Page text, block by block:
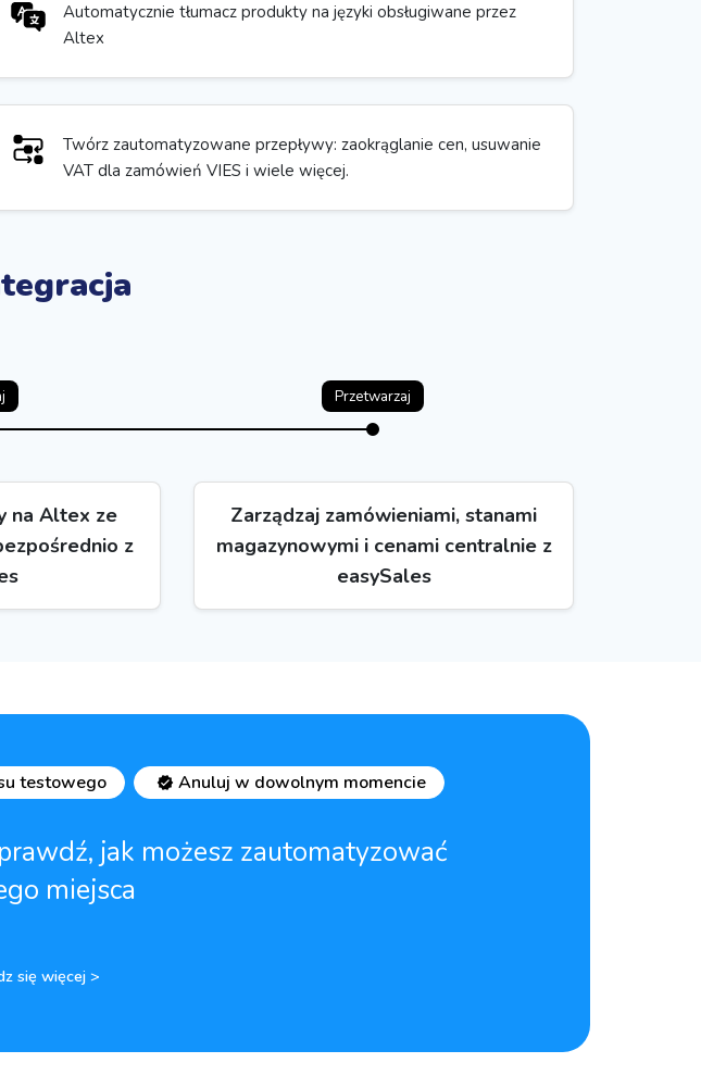
Automatycznie tłumacz produkty na języki obsługiwane przez
Altex
Twórz zautomatyzowane przepływy: zaokrąglanie cen, usuwanie
VAT dla zamówień VIES i wiele więcej.
Przetwarzaj
na Altex ze
z
Zarządzaj zamówieniami, stanami
magazynowymi i cenami centralnie z
easySales
testowego Anuluj w dowolnym momencie
jak możesz zautomatyzować
miejsca
się więcej >